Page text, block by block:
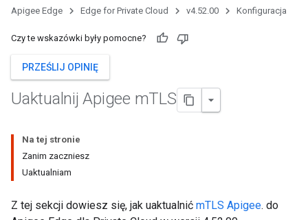
Apigee Edge Edge for Private Cloud v4.52.00 Konfiguracja
Czy te wskazówki były pomocne?
PRZEŚLIJ OPINIĘ
Uaktualnij Apigee mTLS
Na tej stronie
Zanim zaczniesz
Uaktualniam
Z tej sekcji dowiesz się, jak uaktualnić mTLS Apigee. do